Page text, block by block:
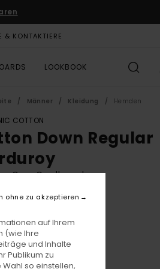
& KONTAKTIERE
LOOKBOOK
Männer Kleidung Hemden
COTTON
Down Regular
Grau Cordhemd
(13 Bewertungen)
55%auf Ihrem
(wie Ihre
und Inhalte
Publikum zu
so einstellen,
ohne zu akzeptieren